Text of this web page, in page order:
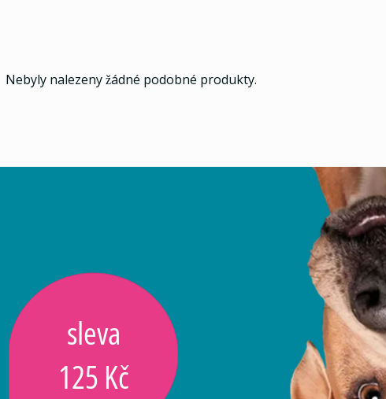
Nebyly nalezeny žádné podobné produkty.
sleva
125 Kč